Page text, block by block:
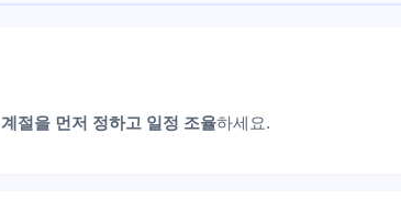
계절을 먼저 정하고 일정 조율하세요.